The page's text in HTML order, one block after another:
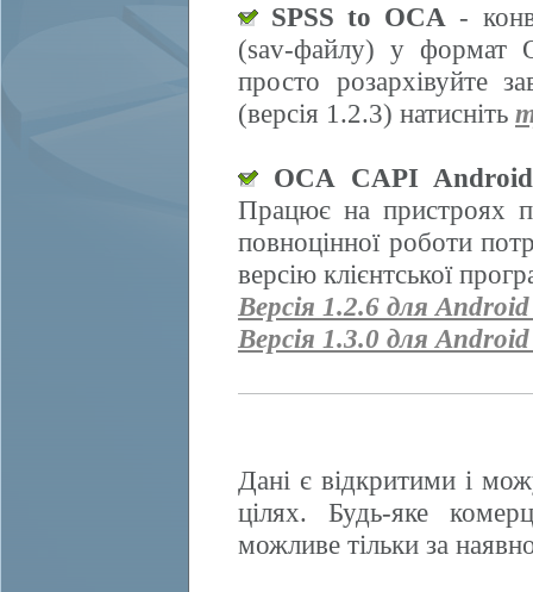
SPSS to OCA -
(sav-файлу) у формат
просто розархівуйте
(версія 1.2.3) натисніть
OCA CAPI Android
Працює на пристроях
повноцінної роботи
версію клієнтської
Версія 1.2.6 для
Версія 1.3.0 для
Дані є відкритими і
цілях. Будь-яке
можливе тільки за